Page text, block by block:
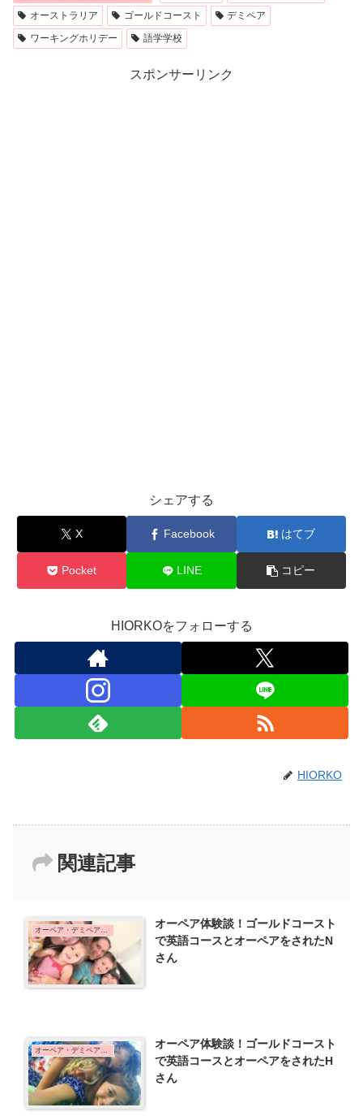
オーストラリア
ゴールドコースト
デミペア
ワーキングホリデー
語学学校
スポンサーリンク
シェアする
X Facebook はてブ
Pocket LINE コピー
HIORKOをフォローする
HIORKO
関連記事
オーペア・デミペア体験談
オーペア体験談！ゴールドコースト
で英語コースとオーペアをされたN
さん
オーペア・デミペア体験談
オーペア体験談！ゴールドコースト
で英語コースとオーペアをされたH
さん